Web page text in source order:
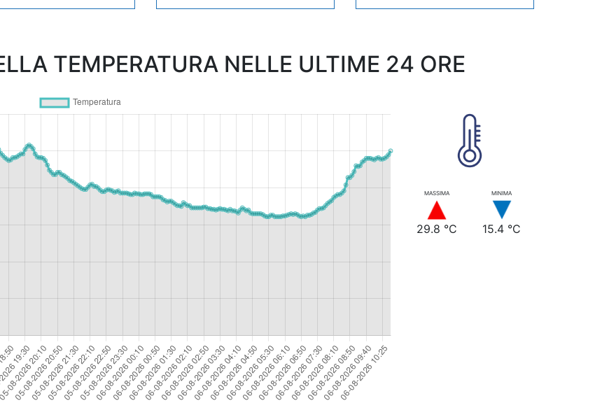
TEMPERATURA NELLE ULTIME 24 ORE
MASSIMA
29.8 °C
MINIMA
15.4 °C